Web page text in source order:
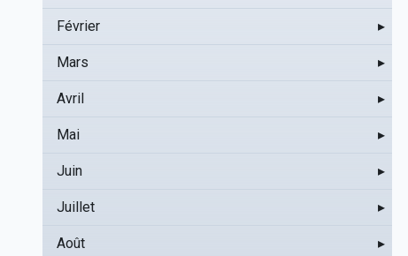
Février ▸
Mars ▸
Avril ▸
Mai ▸
Juin ▸
Juillet ▸
Août ▸